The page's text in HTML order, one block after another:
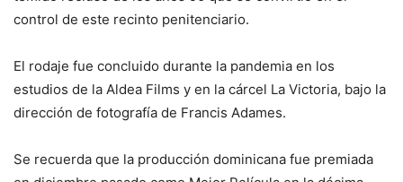
control de este recinto penitenciario.
El rodaje fue concluido durante la pandemia en los
estudios de la Aldea Films y en la cárcel La Victoria, bajo la
dirección de fotografía de Francis Adames.
Se recuerda que la producción dominicana fue premiada